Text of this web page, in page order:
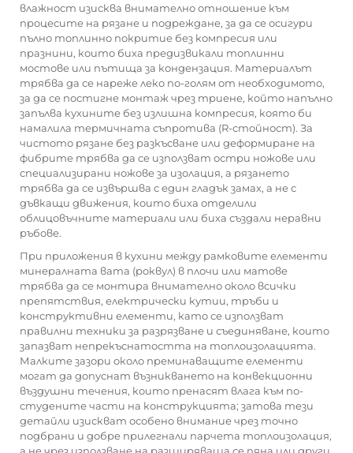
влажност изисква внимателно отношение към
процесите на рязане и подреждане, за да се осигури
пълно топлинно покритие без компресия или
празнини, които биха предизвикали топлинни
мостове или пътища за кондензация. Материалът
трябва да се нареже леко по-голям от необходимото,
за да се постигне монтаж чрез триене, който напълно
запълва кухините без излишна компресия, която би
намалила термичната съпротива (R-стойност). За
чистото рязане без разкъсване или деформиране на
фибрите трябва да се използват остри ножове или
специализирани ножове за изолация, а рязането
трябва да се извършва с един гладък замах, а не с
дъвкащи движения, които биха отделили
облицовъчните материали или биха създали неравни
ръбове.
При приложения в кухини между рамковите елементи
минералната вата (роквул) в плочи или матове
трябва да се монтира внимателно около всички
препятствия, електрически кутии, тръби и
конструктивни елементи, като се използват
правилни техники за разрязване и съединяване, които
запазват непрекъснатостта на топлоизолацията.
Малките зазори около преминаващите елементи
могат да допуснат възникването на конвекционни
въздушни течения, които пренасят влага към по-
студените части на конструкцията; затова тези
детайли изискват особено внимание чрез точно
подбрани и добре прилегнали парчета топлоизолация,